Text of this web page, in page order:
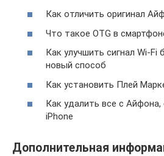
Как отличить оригинал
Что такое OTG в
Как улучшить сигнал Wi-Fi
новый способ
Как установить Плей
Как удалить все с
iPhone
Дополнительная